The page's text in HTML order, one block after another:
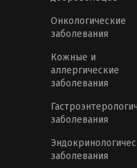
Онкологические
заболевания
Кожные и
аллергические
заболевания
заболевания
заболевания